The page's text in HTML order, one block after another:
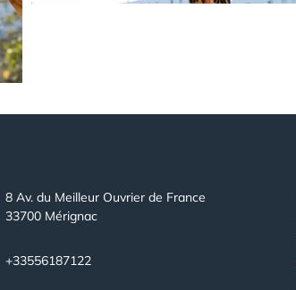
8 Av. du Meilleur Ouvrier de France
33700 Mérignac
+33556187122